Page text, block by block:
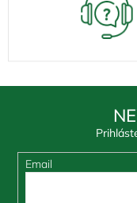
Email